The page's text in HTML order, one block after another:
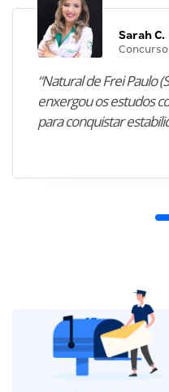
Sarah C.
“Natural de Frei Paulo
enxergou os estudos
para conquistar